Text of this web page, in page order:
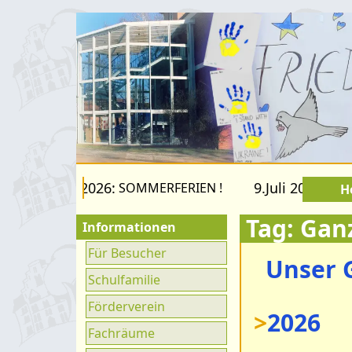
2026:SOMMERFERIEN ! 9.Juli 2026 bis
Informationen
Für Besucher
Schulfamilie
Förderverein
Fachräume
Tag:
Unser
>2026